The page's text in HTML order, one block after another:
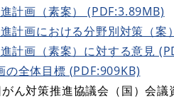
計画（素案） (PDF:3.89MB)
計画における分野別対策（案
計画（素案）に対する意見
全体目標 (PDF:909KB)
推進協議会（国）会議資